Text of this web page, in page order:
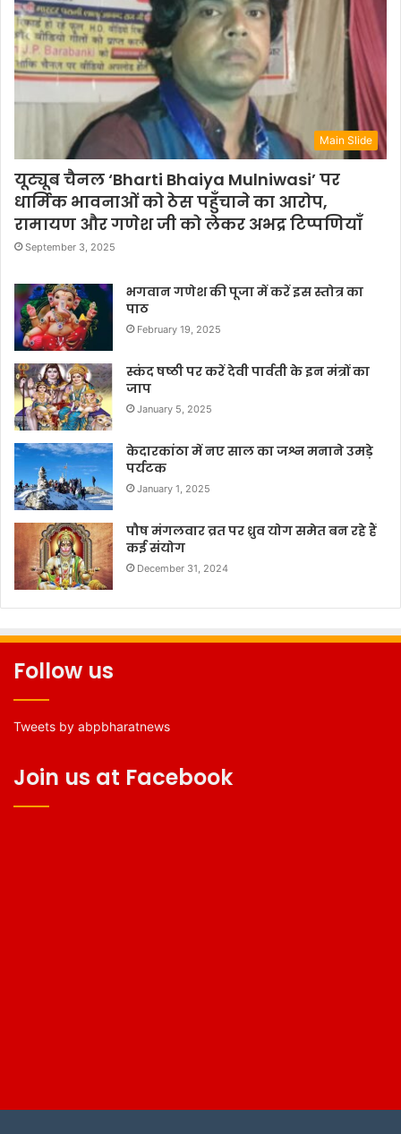
Main Slide
यूट्यूब चैनल ‘Bharti Bhaiya Mulniwasi’ पर
धार्मिक भावनाओं को ठेस पहुँचाने का आरोप,
रामायण और गणेश जी को लेकर अभद्र टिप्पणियाँ
September 3, 2025
भगवान गणेश की पूजा में करें इस स्तोत्र का
पाठ
February 19, 2025
स्कंद षष्ठी पर करें देवी पार्वती के इन मंत्रों का
जाप
January 5, 2025
केदारकांठा में नए साल का जश्न मनाने उमड़े
पर्यटक
January 1, 2025
पौष मंगलवार व्रत पर ध्रुव योग समेत बन रहे हैं
कई संयोग
December 31, 2024
Follow us
Tweets by abpbharatnews
Join us at Facebook